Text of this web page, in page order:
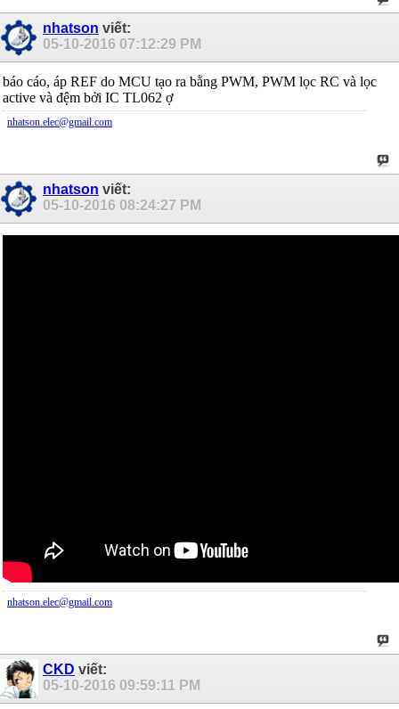
nhatson viết:
05-10-2016 07:12:29 PM
báo cáo, áp REF do MCU tạo ra bằng PWM, PWM lọc RC và lọc
active và đệm bởi IC TL062 ợ
nhatson.elec@gmail.com
nhatson viết:
05-10-2016 08:24:27 PM
nhatson.elec@gmail.com
CKD viết:
05-10-2016 09:59:11 PM